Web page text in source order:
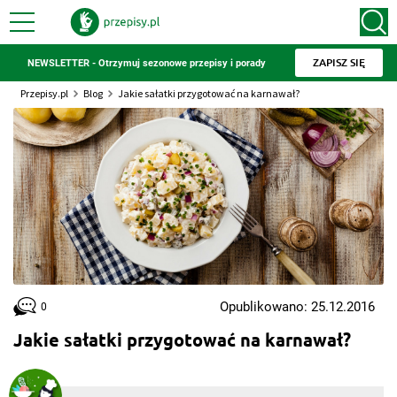
NEWSLETTER - Otrzymuj sezonowe przepisy i porady ZAPISZ SIĘ
Przepisy.pl Blog Jakie sałatki przygotować na karnawał?
Jakie sałatki przygotować na karnawał?
0 Opublikowano: 25.12.2016